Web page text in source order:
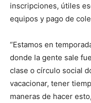
inscripciones, útiles
equipos y pago de
“Estamos en
donde la gente sale
clase o círculo social
vacacionar, tener
maneras de hacer